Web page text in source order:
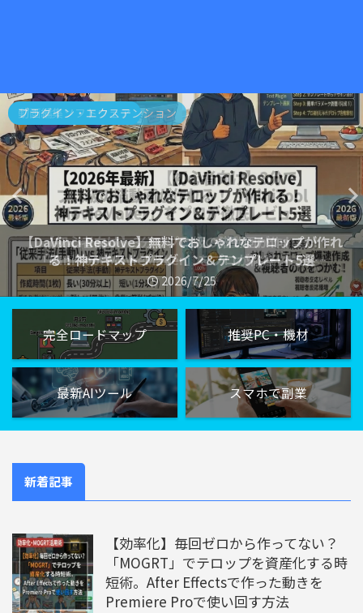
AI動画作成
【2026年最新】スマホAI動画生成アプリ徹底比較！
Vimly・Vimora・CapCut…結局どれがおすすめ？
2026/8/2
AI動画作成
【2026年最新】話題のAIアプリ「Vimly」徹底レビュー！
動画編集のBロール生成に使えるのか？
2026/8/2
動画編集テクニック
【Premiere Pro】自動編集で作業時間を半分に！標準機能
＆スクリプトを使った最強時短術
2026/7/25
プラグイン・エクステンション
【DaVinci Resolve】無料でおしゃれなテロップが作れ
る！神テキストプラグイン＆テンプレート5選
2026/7/25
動画編集ソフトウェア
【初心者向け】3分でプロ級の猫動画が作れる！
「MiniTool MovieMaker」をプロが徹底レビュー
2026/6/20
動画編集で副業
【2026年最新】【実録】本業の「管理職スキル」は副業で
無双できる！動画ディレクターとして月収をバグらせる組
織構築の極意
2026/5/17
AI動画作成
【2026年最新】Midjourneyはもう不要！？「Gemini
Advanced」でクリック率を倍増させるサムネ素材を作る
方法
2026/5/17
動画編集テクニック
【2026年最新】【Python超入門】Premiere Proの「プロ
ジェクト作成〜フォルダ準備」を1クリックで終わらせる自
作スクリプト
2026/5/17
動画編集で副業
【2026年最新】Notion×動画編集！ディレクターのための
「案件進行＆外注管理」最強ダッシュボード構築術
2026/5/17
AI動画作成
【2026年最新】Premiere Proとどう使い分ける？DaVinci
Resolveの最強AI機能（マジックマスク＆音声分離）
2026/6/6
完全ロードマップ 推奨PC・機材
最新AIツール スマホで副業
新着記事
【効率化】毎回ゼロから作ってない？
「MOGRT」でテロップを資産化する時
短術。After Effectsで作った動きを
Premiere Proで使い回す方法